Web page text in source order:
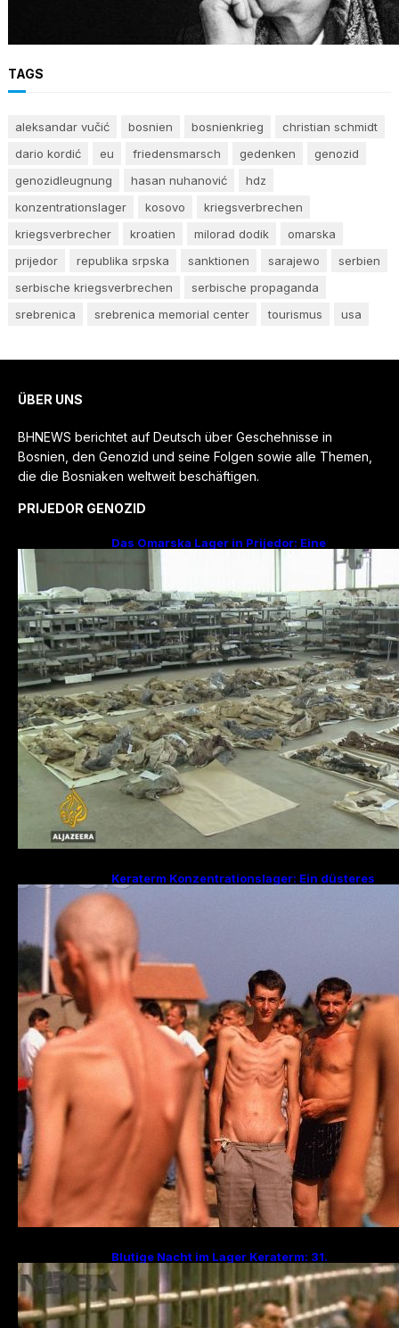
Stimme des Gewissens im Angesicht von Hass
und Ungerechtigkeit
TAGS
aleksandar vučić bosnien bosnienkrieg
christian schmidt
dario kordić
eu friedensmarsch gedenken
genozid
genozidleugnung
hasan nuhanović
hdz
konzentrationslager
kosovo
kriegsverbrechen
kriegsverbrecher
kroatien milorad dodik
omarska
prijedor
republika srpska sanktionen sarajewo
serbien
serbische kriegsverbrechen
serbische propaganda
srebrenica
srebrenica memorial center tourismus usa
ÜBER UNS
BHNEWS berichtet auf Deutsch über Geschehnisse in
Bosnien, den Genozid und seine Folgen sowie alle Themen,
die die Bosniaken weltweit beschäftigen.
PRIJEDOR GENOZID
Das Omarska Lager in Prijedor: Eine
Todesfabrik ohne Krieg
Keraterm Konzentrationslager: Ein düsteres
Kapitel des Bosnienkrieges und serbische
Kriegsverbrechen
Blutige Nacht im Lager Keraterm: 31.
Jahrestag des Massakers mit 200
Hinrichtungen!